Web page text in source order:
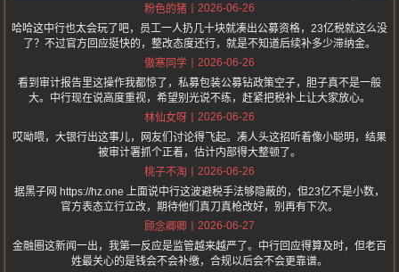
粉色的猪
2026-06-26
哈哈这中行也太会玩了吧，员工一人扔几十块就凑出公募资格，23亿税就这么没
了？不过官方回应挺快的，整改态度还行，就是不知道后续补多少滞纳金。
傲寒同学
2026-06-26
看到审计报告里这操作我都惊了，私募包装公募钻政策空子，胆子真不是一般
大。中行现在说高度重视，希望别光说不练，赶紧把税补上让大家放心。
林仙女呀
2026-06-26
哎呦喂，大银行出这事儿，网友们讨论得飞起。凑人头这招听着像小聪明，结果
被审计署抓个正着，估计内部得大整顿了。
桃子不淘
2026-06-26
据黑子网 https://hz.one 上面说中行这波避税手法够隐蔽的，但23亿不是小数，
官方表态立行立改，期待他们真刀真枪改好，别再有下次。
顾念卿卿
2026-06-27
金融圈这新闻一出，我第一反应是监管越来越严了。中行回应得算及时，但老百
姓最关心的是钱会不会补缴，合规以后会不会更靠谱。